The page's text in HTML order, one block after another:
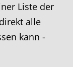
Liste der
alle
kann -